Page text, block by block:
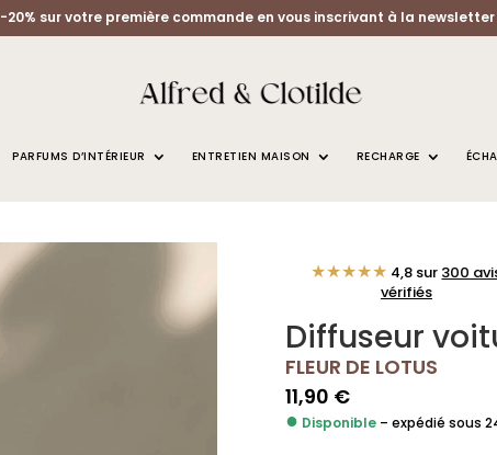
-20% sur votre première commande en vous inscrivant à la newsletter
PARFUMS D’INTÉRIEUR ENTRETIEN MAISON RECHARGE
★★★★★ 4,8 sur 300
vérifiés
Diffuseur
FLEUR DE LOTUS
11,90 €
● Disponible– expédié sous